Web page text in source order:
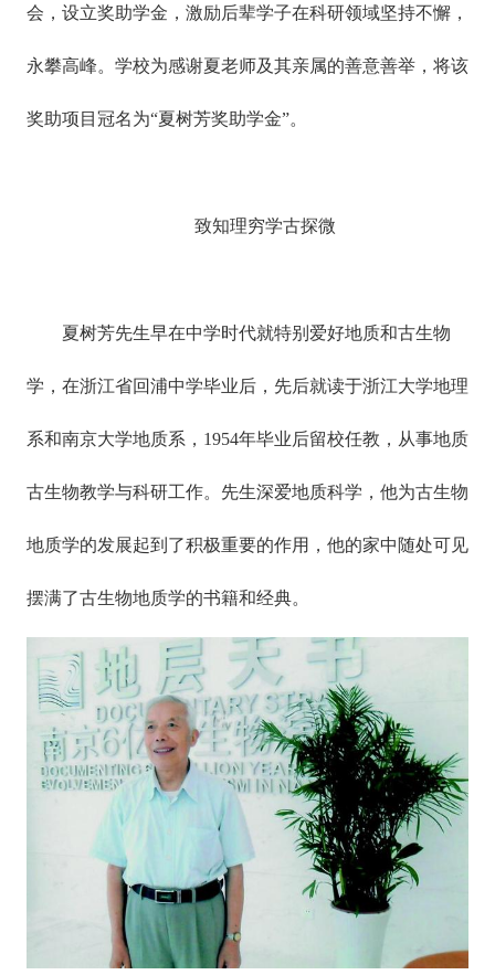
会，设立奖助学金，激励后辈学子在科研领域坚持不懈，
永攀高峰。学校为感谢夏老师及其亲属的善意善举，将该
奖助项目冠名为“夏树芳奖助学金”。
致知理穷学古探微
夏树芳先生早在中学时代就特别爱好地质和古生物
学，在浙江省回浦中学毕业后，先后就读于浙江大学地理
系和南京大学地质系，1954年毕业后留校任教，从事地质
古生物教学与科研工作。先生深爱地质科学，他为古生物
地质学的发展起到了积极重要的作用，他的家中随处可见
摆满了古生物地质学的书籍和经典。